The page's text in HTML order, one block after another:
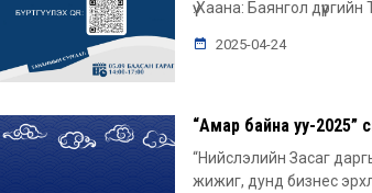
үү.Хаана: Баянгол
2025-04-24
“Амар байна уу-2025”
“Нийслэлийн Засаг
жижиг, дунд бизнес